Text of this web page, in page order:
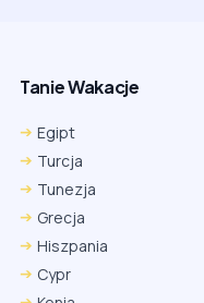
Tanie Wakacje
Egipt
Turcja
Tunezja
Grecja
Hiszpania
Cypr